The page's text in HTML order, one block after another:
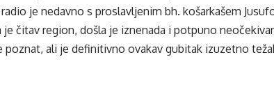
je nedavno s proslavljenim bh. košarkašem
čitav region, došla je iznenada i potpuno
poznat, ali je definitivno ovakav gubitak izuzetno